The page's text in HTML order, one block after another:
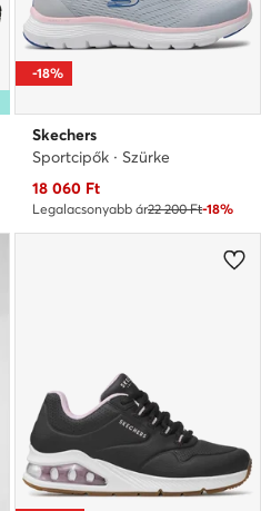
-18%
Skechers
Sportcipők · Szürke
Aktuális ár
18 060 Ft
Legalacsonyabb ár22 200 Ft-18%